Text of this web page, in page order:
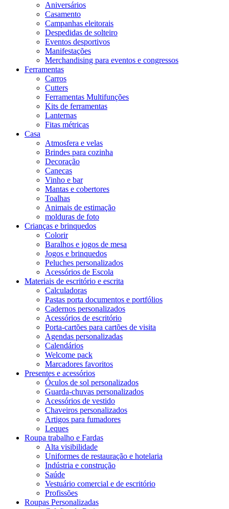
Aniversários
Casamento
Campanhas eleitorais
Despedidas de solteiro
Eventos desportivos
Manifestações
Merchandising para eventos e congressos
Ferramentas
Carros
Cutters
Ferramentas Multifunções
Kits de ferramentas
Lanternas
Fitas métricas
Casa
Atmosfera e velas
Brindes para cozinha
Decoração
Canecas
Vinho e bar
Mantas e cobertores
Toalhas
Animais de estimação
molduras de foto
Crianças e brinquedos
Colorir
Baralhos e jogos de mesa
Jogos e brinquedos
Peluches personalizados
Acessórios de Escola
Materiais de escritório e escrita
Calculadoras
Pastas porta documentos e portfólios
Cadernos personalizados
Acessórios de escritório
Porta-cartões para cartões de visita
Agendas personalizadas
Calendários
Welcome pack
Marcadores favoritos
Presentes e acessórios
Óculos de sol personalizados
Guarda-chuvas personalizados
Acessórios de vestido
Chaveiros personalizados
Artigos para fumadores
Leques
Roupa trabalho e Fardas
Alta visibilidade
Uniformes de restauração e hotelaria
Indústria e construção
Saúde
Vestuário comercial e de escritório
Profissões
Roupas Personalizadas